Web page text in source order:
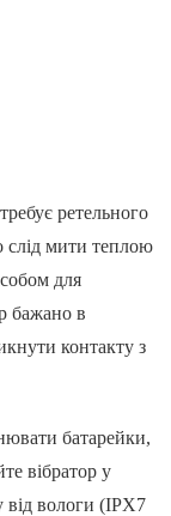
ретельного
слід мити теплою
для
бажано в
контакту з
батарейки,
вібратор у
від вологи (IPX7